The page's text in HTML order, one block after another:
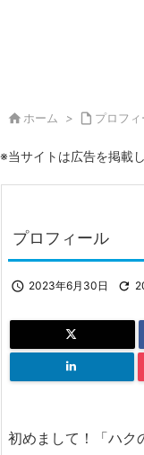
 ホーム >  プロフ
※当サイトは広告を掲載
プロフィール
 2023年6月30日 
初めまして！「ハク